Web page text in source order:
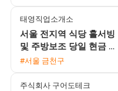
태영직업소개소
서울 전지역 식당 홀서빙
및 주방보조 당일 현금 지
급 채용
#서울 금천구
주식회사 구어도테크